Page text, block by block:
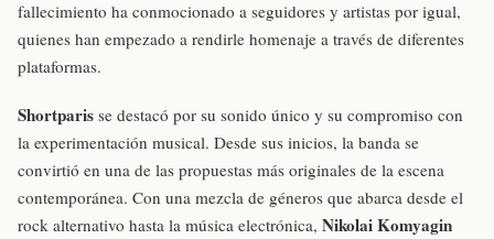
fallecimiento ha conmocionado a seguidores y artistas por igual,
quienes han empezado a rendirle homenaje a través de diferentes
plataformas.
Shortparis se destacó por su sonido único y su compromiso con
la experimentación musical. Desde sus inicios, la banda se
convirtió en una de las propuestas más originales de la escena
contemporánea. Con una mezcla de géneros que abarca desde el
rock alternativo hasta la música electrónica, Nikolai Komyagin